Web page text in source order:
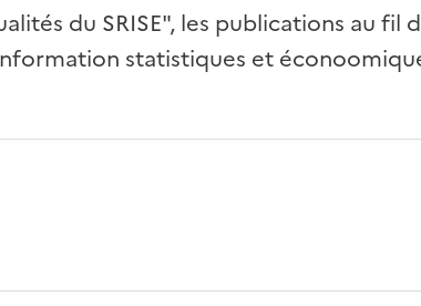
du SRISE", les publications au fil
statistiques et